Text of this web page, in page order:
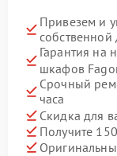
Привезем и
собственной
Гарантия на
шкафов
Срочный
часа
Скидка для
Получите